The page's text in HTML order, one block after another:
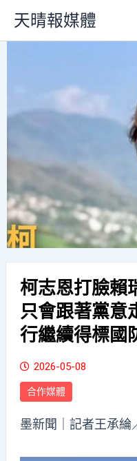
主
天晴報媒體
柯志恩打臉賴
只會跟著黨
行繼續得標國
2026-05-08
合作媒體
墨新聞 ｜記者王承